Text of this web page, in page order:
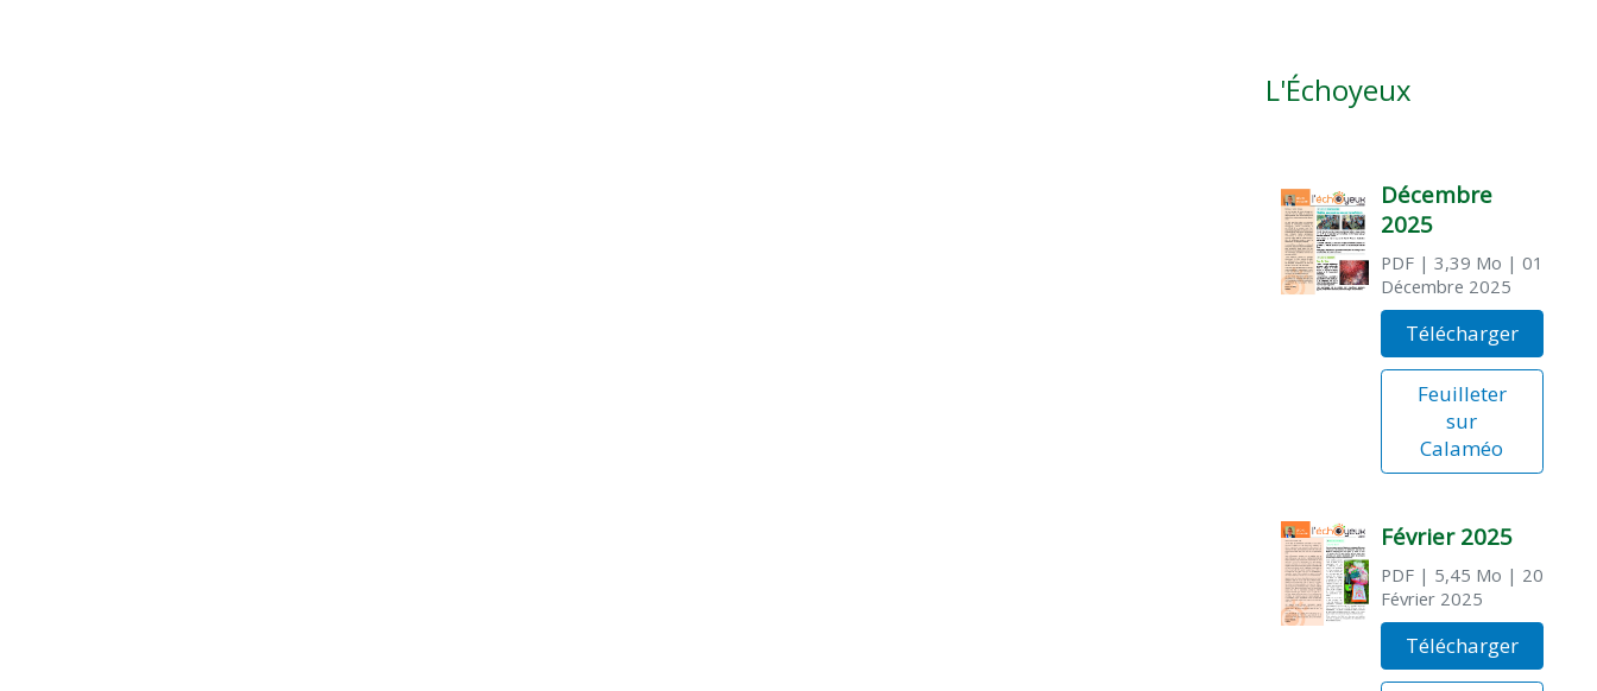
L'Échoyeux
Décembre
2025
PDF| 3,39 Mo | 01
Décembre 2025
Télécharger
Feuilleter
sur
Calaméo
Février 2025
PDF| 5,45 Mo | 20
Février 2025
Télécharger